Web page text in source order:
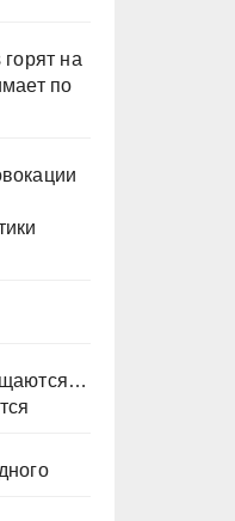
на
по